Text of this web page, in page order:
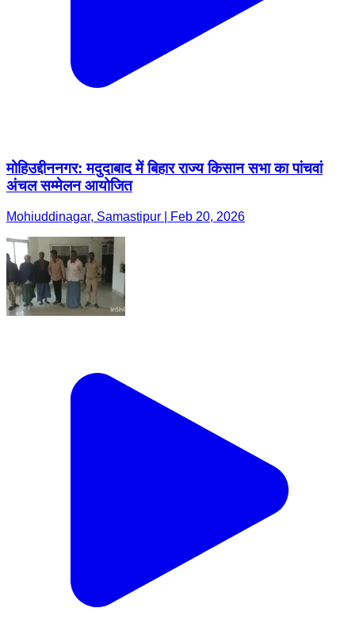
मोहिउद्दीननगर: मदुदाबाद में बिहार राज्य किसान सभा का पांचवां
अंचल सम्मेलन आयोजित
Mohiuddinagar, Samastipur | Feb 20, 2026